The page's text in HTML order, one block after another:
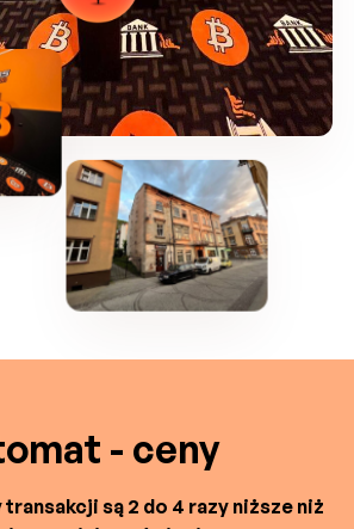
- ceny
transakcji są 2 do 4 razy niższe niż